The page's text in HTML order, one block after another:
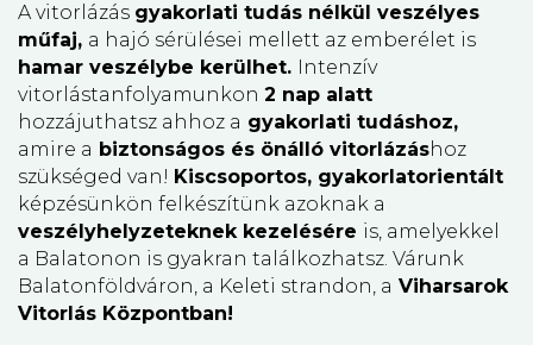
A vitorlázás gyakorlati tudás nélkül veszélyes
műfaj, a hajó sérülései mellett az emberélet is
hamar veszélybe kerülhet.
Intenzív
vitorlástanfolyamunkon 2 nap alatt
hozzájuthatsz ahhoz a gyakorlati tudáshoz,
amire a biztonságos és önálló vitorlázáshoz
szükséged van! Kiscsoportos, gyakorlatorientált
képzésünkön felkészítünk azoknak a
veszélyhelyzeteknek kezelésére is, amelyekkel
a Balatonon is gyakran találkozhatsz. Várunk
Balatonföldváron, a Keleti strandon, a Viharsarok
Vitorlás Központban!